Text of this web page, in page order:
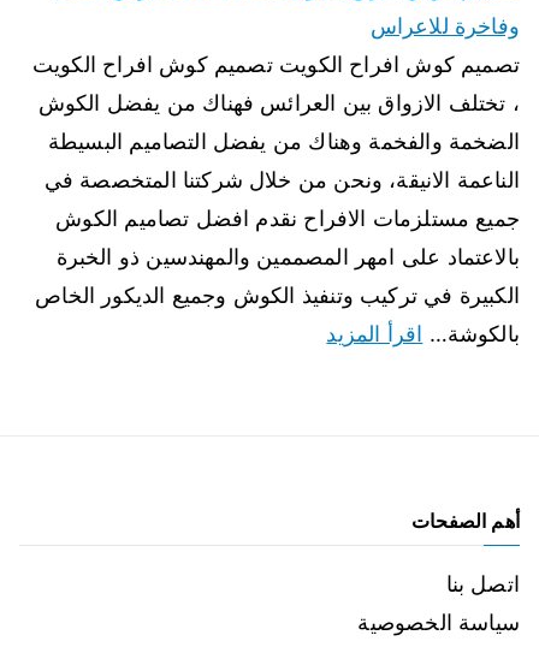
وفاخرة للاعراس
تصميم كوش افراح الكويت تصميم كوش افراح الكويت
، تختلف الازواق بين العرائس فهناك من يفضل الكوش
الضخمة والفخمة وهناك من يفضل التصاميم البسيطة
الناعمة الانيقة، ونحن من خلال شركتنا المتخصصة في
جميع مستلزمات الافراح نقدم افضل تصاميم الكوش
بالاعتماد على امهر المصممين والمهندسين ذو الخبرة
الكبيرة في تركيب وتنفيذ الكوش وجميع الديكور الخاص
بالكوشة… اقرأ المزيد
أهم الصفحات
اتصل بنا
سياسة الخصوصية